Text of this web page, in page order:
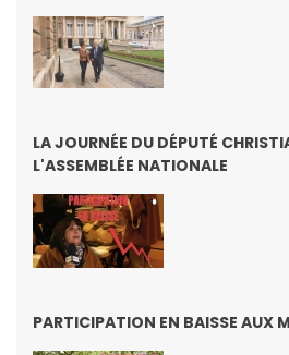
LA JOURNÉE DU DÉPUTÉ
L'ASSEMBLÉE NATIONALE
PARTICIPATION EN BAISSE AUX